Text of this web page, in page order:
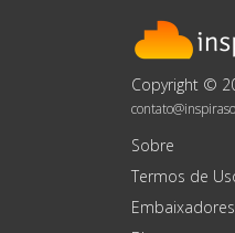
Copyright ©
Sobre
Termos de
Embaixadores